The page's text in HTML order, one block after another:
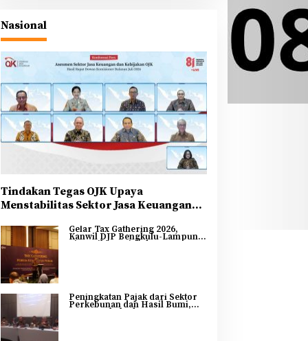
Penanganan Masalah Hukum,
Listrik bagi Masyarakat
Nasional
Tindakan Tegas OJK Upaya
Menstabilitas Sektor Jasa Keuangan
Penguatan Sektor Keuangan
Gelar Tax Gathering 2026,
Kanwil DJP Bengkulu-Lampung
Sinergikan Pajak dan
Peningkatan Pajak dari Sektor
Perkebunan dan Hasil Bumi,
DJP Bengkulu dan Lampung